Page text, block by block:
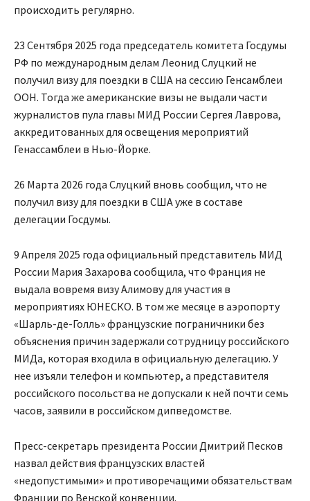
происходить регулярно.
23 Сентября 2025 года председатель комитета Госдумы
РФ по международным делам Леонид Слуцкий не
получил визу для поездки в США на сессию Генсамблеи
ООН. Тогда же американские визы не выдали части
журналистов пула главы МИД России Сергея Лаврова,
аккредитованных для освещения мероприятий
Генассамблеи в Нью-Йорке.
26 Марта 2026 года Слуцкий вновь сообщил, что не
получил визу для поездки в США уже в составе
делегации Госдумы.
9 Апреля 2025 года официальный представитель МИД
России Мария Захарова сообщила, что Франция не
выдала вовремя визу Алимову для участия в
мероприятиях ЮНЕСКО. В том же месяце в аэропорту
«Шарль-де-Голль» французские пограничники без
объяснения причин задержали сотрудницу российского
МИДа, которая входила в официальную делегацию. У
нее изъяли телефон и компьютер, а представителя
российского посольства не допускали к ней почти семь
часов, заявили в российском дипведомстве.
Пресс-секретарь президента России Дмитрий Песков
назвал действия французских властей
«недопустимыми» и противоречащими обязательствам
Франции по Венской конвенции.